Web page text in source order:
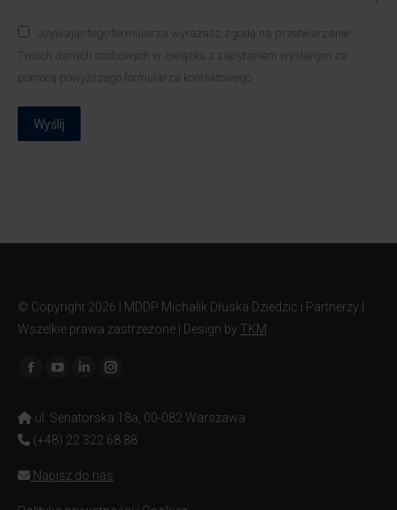
Używając tego formularza wyrażasz zgodę na przetwarzanie
Twoich danych osobowych w związku z zapytaniem wysłanym za
pomocą powyższego formularza kontaktowego
Wyślij
© Copyright 2026 | MDDP Michalik Dłuska Dziedzic i Partnerzy |
Wszelkie prawa zastrzeżone | Design by TKM
Znajdź nas na:
ul. Senatorska 18a, 00-082 Warszawa
(+48) 22 322 68 88
Napisz do nas